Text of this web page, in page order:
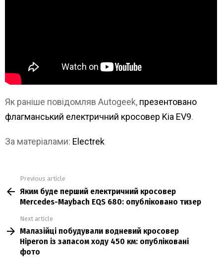
Як раніше повідомляв Autogeek, презентовано
флагманський електричний кросовер Kia EV9.
За матеріалами: Electrek
more
Previous article
Яким буде перший електричний кросовер
Mercedes-Maybach EQS 680: опубліковано тизер
Next article
Малазійці побудували водневий кросовер
Hiperon із запасом ходу 450 км: опубліковані
фото